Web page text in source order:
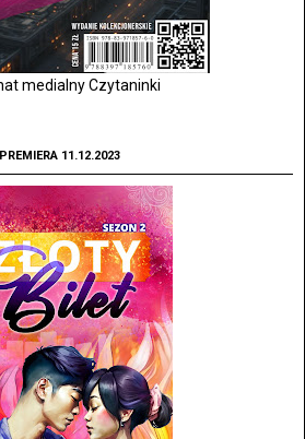
medialny Czytaninki
PREMIERA 11.12.2023